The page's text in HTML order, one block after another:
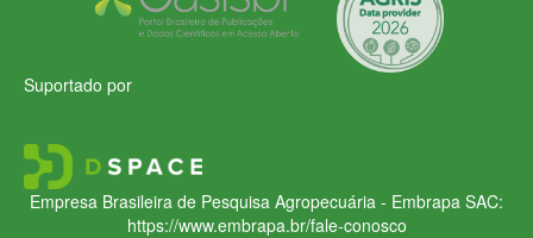
Suportado por
Empresa Brasileira de Pesquisa Agropecuária - Embrapa SAC:
https://www.embrapa.br/fale-conosco